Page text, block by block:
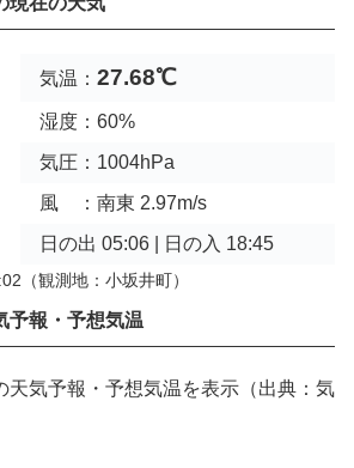
気温： 27.68℃
湿度：60%
気圧：1004hPa
風 ：南東 2.97m/s
日の出 05:06 | 日の入 18:45
（観測地：小坂井町）
予報・予想気温
天気予報・予想気温を表示（出典：気